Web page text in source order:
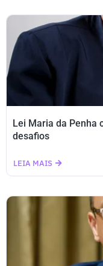
Lei Maria da Penha
desafios
LEIA MAIS